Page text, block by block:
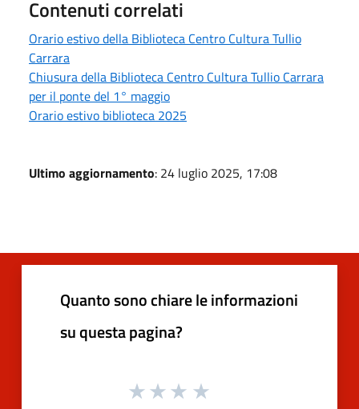
Contenuti correlati
Orario estivo della Biblioteca Centro Cultura Tullio
Carrara
Chiusura della Biblioteca Centro Cultura Tullio Carrara
per il ponte del 1° maggio
Orario estivo biblioteca 2025
Ultimo aggiornamento: 24 luglio 2025, 17:08
Quanto sono chiare le informazioni
su questa pagina?